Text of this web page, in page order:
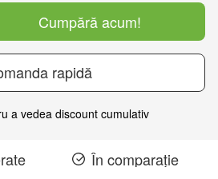
Cumpără acum!
rapidă
a vedea discount cumulativ
În comparație